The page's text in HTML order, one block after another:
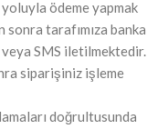
ödeme yapmak
tarafımıza banka
SMS iletilmektedir.
siparişiniz işleme
doğrultusunda